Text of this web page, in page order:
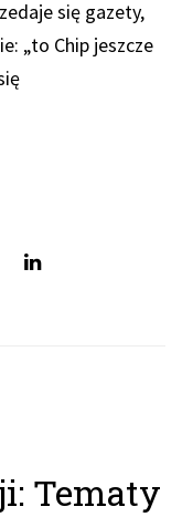
się gazety,
„to Chip jeszcze
Tematy